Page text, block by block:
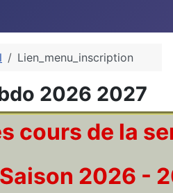
Lien_menu_inscription
2026 2027
cours de la
Saison 2026 -